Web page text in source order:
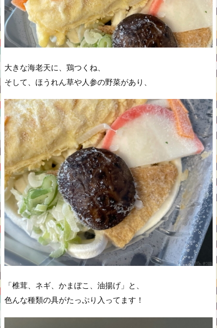
大きな海老天に、鶏つくね、
そして、ほうれん草や人参の野菜があり、
「椎茸、ネギ、かまぼこ、油揚げ」と、
色んな種類の具がたっぷり入ってます！